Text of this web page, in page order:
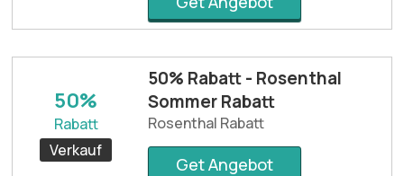
50%
Rabatt
Verkauf
50% Rabatt - Rosenthal
Sommer Rabatt
Rosenthal Rabatt
Get Angebot